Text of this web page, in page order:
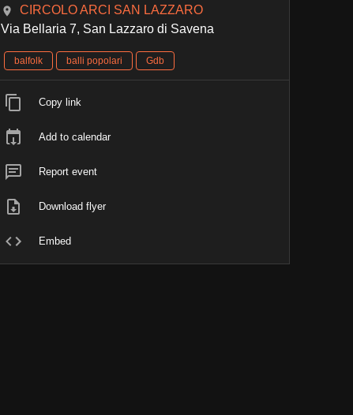
CIRCOLO ARCI SAN LAZZARO
Via Bellaria 7, San Lazzaro di Savena
balfolk balli popolari Gdb
Copy link
Add to calendar
Report event
Download flyer
Embed